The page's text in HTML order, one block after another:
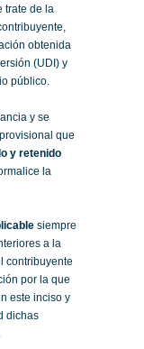
trate de la
obtenida
(UDI) y
público.
y se
que
y retenido
la
siempre
a la
contribuyente
por la que
este inciso y
dichas